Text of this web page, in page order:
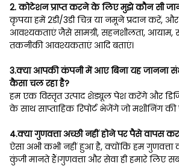
2. कोटेशन प्राप्त करने के लिए मुझे कौन सी
कृपया हमें 2डी/3डी चित्र या नमूने प्रदान करें,
आवश्यकताएं जैसे सामग्री, सहनशीलता, आयाम,
तकनीकी आवश्यकताएं आदि बताएं।
3.क्या आपकी कंपनी में आए बिना यह जानना
कैसा चल रहा है?
हम एक विस्तृत उत्पाद शेड्यूल पेश करेंगे और
के साथ साप्ताहिक रिपोर्ट भेजेंगे जो मशीनिंग की
4.क्या गुणवत्ता अच्छी नहीं होने पर पैसे वापस
ऐसा अभी कभी नहीं हुआ है, क्योंकि हम
कुंजी मानते हैं।गुणवत्ता और सेवा ही हमारे लिए